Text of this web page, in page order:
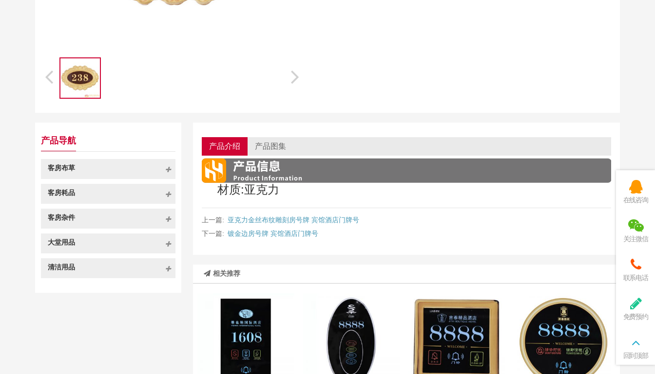
产品介绍 产品图集
材质:亚克力
上一篇: 亚克力金丝布纹雕刻房号牌 宾馆酒店门牌号
下一篇: 镀金边房号牌 宾馆酒店门牌号
相关推荐
产品导航
客房布草
客房耗品
客房杂件
大堂用品
清洁用品
在线咨询
关注微信
联系电话
免费预约
回到顶部